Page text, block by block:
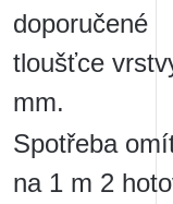
doporučené
tloušťce
mm.
Spotřeba
na 1 m 2